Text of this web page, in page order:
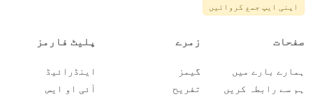
اپنی ایپ جمع کروائیں
صفحات
ہمارے بارے میں
ہم سے رابطہ کریں
زمرے
گیمز
تفریح
پلیٹ فارمز
اینڈرائیڈ
آئی او ایس